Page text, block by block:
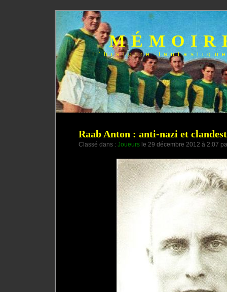
L’histoire
Raab Anton : anti-nazi et
Classé dans : Joueurs le 29 décembre 2012 à 2:07